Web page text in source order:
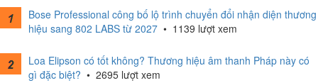
Bose Professional công bố lộ trình chuyển đổi nhận diện thương
hiệu sang 802 LABS từ 2027 • 1139 lượt xem
Loa Elipson có tốt không? Thương hiệu âm thanh Pháp này có
gì đặc biệt? • 2695 lượt xem